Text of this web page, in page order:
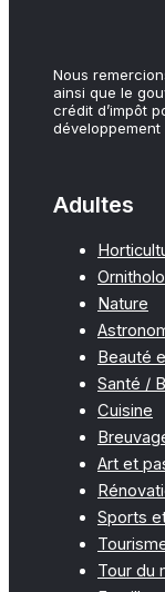
Nous
ainsi que le
crédit d’impôt
développement
Adultes
Nature
Beauté
Santé /
Cuisine
Art et
Sports
Tour du